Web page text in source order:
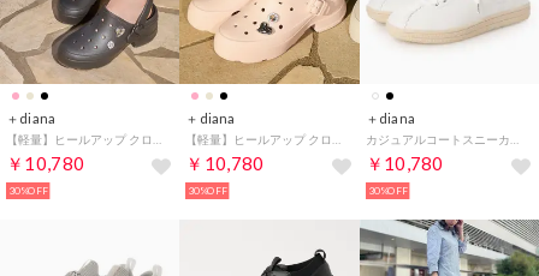
＋diana
￥10,780
30%OFF
＋diana
￥10,780
30%OFF
＋diana
￥10,780
30%OFF